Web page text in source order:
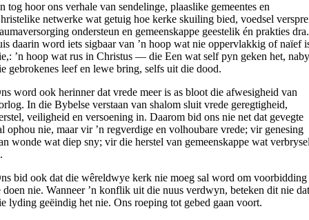
tog hoor ons verhale van sendelinge, plaaslike gemeentes en
netwerke wat getuig hoe kerke skuiling bied, voedsel
ondersteun en gemeenskappe geestelik én prakties dra.
daarin word iets sigbaar van ’n hoop wat nie oppervlakkig of naïef
’n hoop wat rus in Christus — die Een wat self pyn geken het,
gebrokenes leef en lewe bring, selfs uit die dood.
word ook herinner dat vrede meer is as bloot die afwesigheid van
In die Bybelse verstaan van shalom sluit vrede geregtigheid,
veiligheid en versoening in. Daarom bid ons nie net dat gevegte
ophou nie, maar vir ’n regverdige en volhoubare vrede; vir genesing
wonde wat diep sny; vir die herstel van gemeenskappe wat
bid ook dat die wêreldwye kerk nie moeg sal word om voorbidding
doen nie. Wanneer ’n konflik uit die nuus verdwyn, beteken dit nie
lyding geëindig het nie. Ons roeping tot gebed gaan voort.